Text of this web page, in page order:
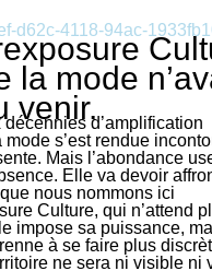
la mode
venir.d’amplification
mode s’est rendue
Mais l’abondance
Elle va devoir
nous nommons ici
Culture, qui n’attend
impose sa puissance,
à se faire plus
ne sera ni visible ni